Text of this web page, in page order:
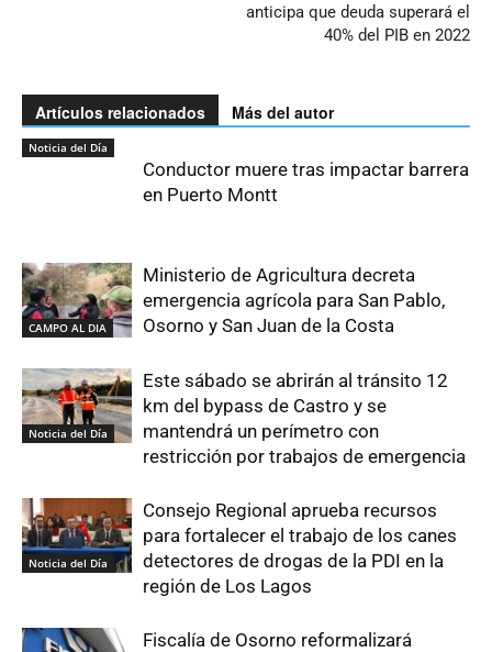
anticipa que deuda superará el
40% del PIB en 2022
Artículos relacionados Más del autor
Noticia del Día
Conductor muere tras impactar barrera
en Puerto Montt
CAMPO AL DIA
Ministerio de Agricultura decreta
emergencia agrícola para San Pablo,
Osorno y San Juan de la Costa
Noticia del Día
Este sábado se abrirán al tránsito 12
km del bypass de Castro y se
mantendrá un perímetro con
restricción por trabajos de emergencia
Noticia del Día
Consejo Regional aprueba recursos
para fortalecer el trabajo de los canes
detectores de drogas de la PDI en la
región de Los Lagos
Fiscalía de Osorno reformalizará